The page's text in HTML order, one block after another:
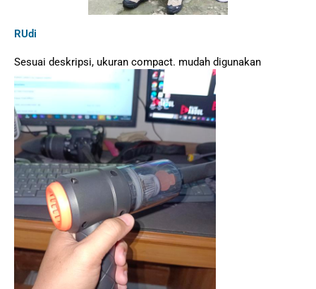
RUdi
Sesuai deskripsi, ukuran compact. mudah digunakan